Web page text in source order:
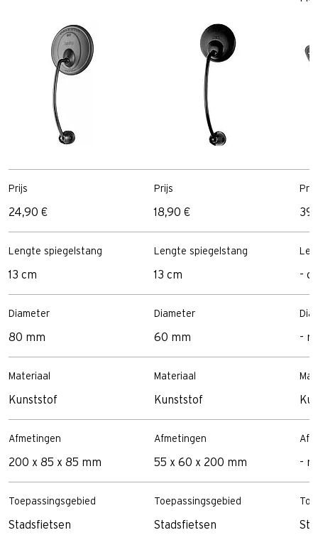
Prijs
24,90 €
Lengte spiegelstang
13 cm
Diameter
80 mm
Materiaal
Kunststof
Afmetingen
200 x 85 x 85 mm
Toepassingsgebied
Stadsfietsen
Prijs
18,90 €
Lengte spiegelstang
13 cm
Diameter
60 mm
Materiaal
Kunststof
Afmetingen
55 x 60 x 200 mm
Toepassingsgebied
Stadsfietsen
Prijs
-
-
-